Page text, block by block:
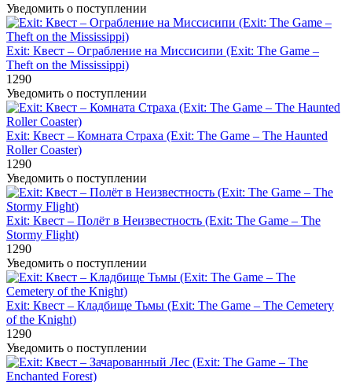
Уведомить о поступлении
Exit: Квест – Ограбление на Миссисипи (Exit: The Game –
Theft on the Mississippi)
1290
Уведомить о поступлении
Exit: Квест – Комната Страха (Exit: The Game – The Haunted
Roller Coaster)
1290
Уведомить о поступлении
Exit: Квест – Полёт в Неизвестность (Exit: The Game – The
Stormy Flight)
1290
Уведомить о поступлении
Exit: Квест – Кладбище Тьмы (Exit: The Game – The Cemetery
of the Knight)
1290
Уведомить о поступлении